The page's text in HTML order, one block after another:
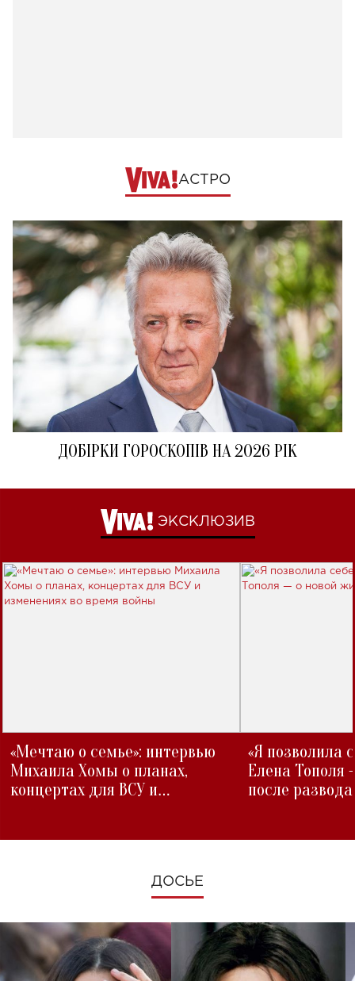
АСТРО
ДОБІРКИ ГОРОСКОПІВ НА 2026 РІК
ЭКСКЛЮЗИВ
«Мечтаю о семье»: интервью
Михаила Хомы о планах,
концертах для ВСУ и
«Я позволила
Елена Тополя
после развода
ДОСЬЕ